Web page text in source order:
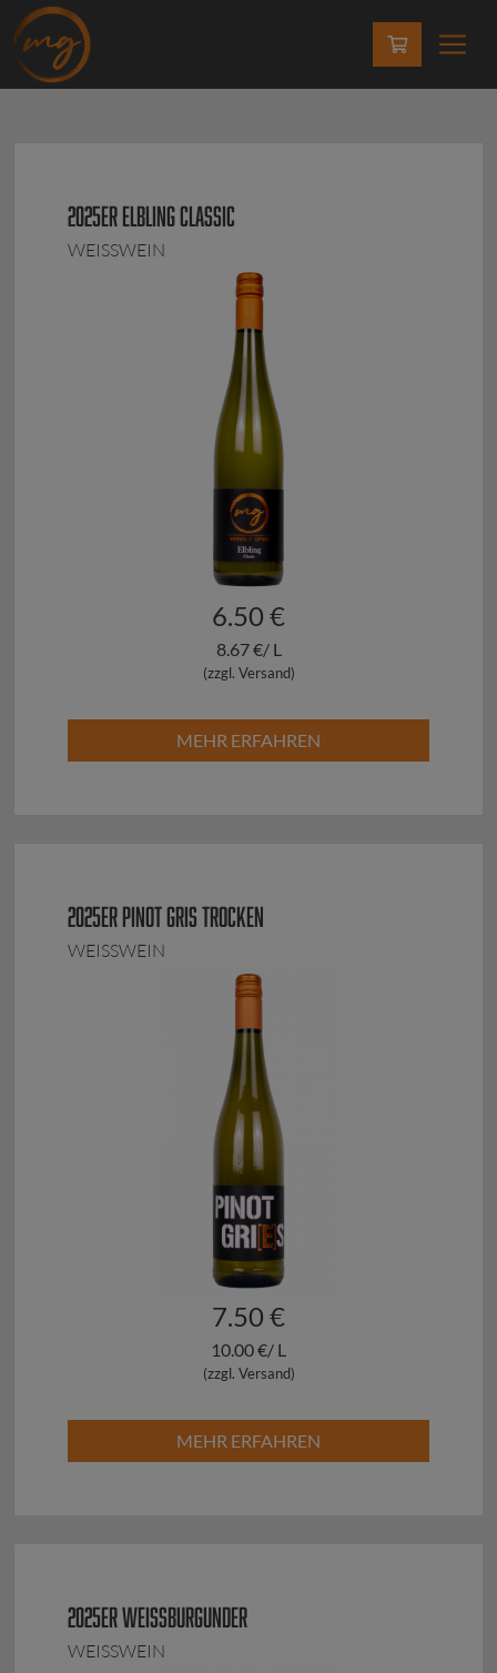
2025ER ELBLING CLASSIC
WEISSWEIN
6.50 €
8.67 €/ L
(zzgl. Versand)
MEHR ERFAHREN
2025ER PINOT GRIS TROCKEN
WEISSWEIN
7.50 €
10.00 €/ L
(zzgl. Versand)
MEHR ERFAHREN
2025ER WEISSBURGUNDER
WEISSWEIN